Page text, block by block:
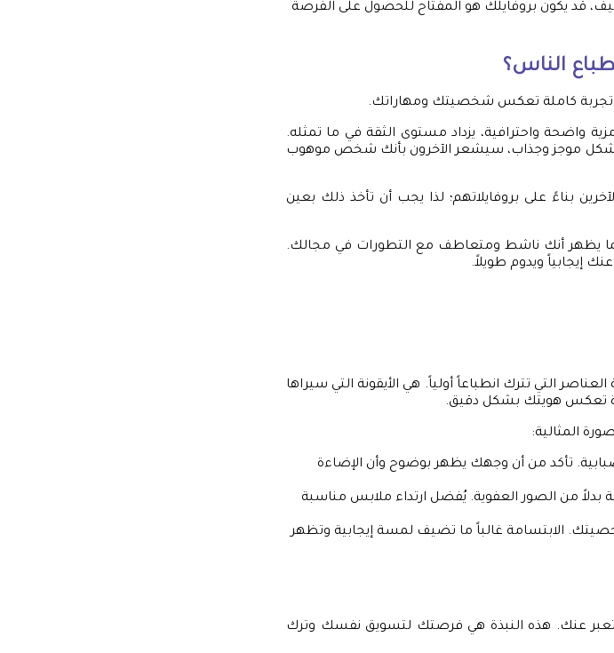
قد يكون بروفايلك هو المفتاح للحصول على الفرصة
الناس؟
تجربة كاملة تعكس شخصيتك ومهاراتك.
واضحة واحترافية، يزداد مستوى الثقة في ما تمثله.
بشكل موجز وجذاب، سيشعر الآخرون بأنك شخص موهوب
بناءً على بروفايلاتهم؛ لذا يجب أن تأخذ ذلك بعين
يظهر أنك ناشط ومتعاطف مع التطورات في مجالك.
إيجابياً ويدوم طويلاً.
التي تترك انطباعاً أولياً. هي الأيقونة التي سيراها
تعكس هويتك بشكل دقيق.
المثالية:
تأكد من أن وجهك يظهر بوضوح وأن الإضاءة
بدلاً من الصور العفوية. يُفضل ارتداء ملابس مناسبة
الابتسامة غالباً ما تضيف لمسة إيجابية وتظهر
تعبر عنك. هذه النبذة هي فرصتك لتسويق نفسك وترك